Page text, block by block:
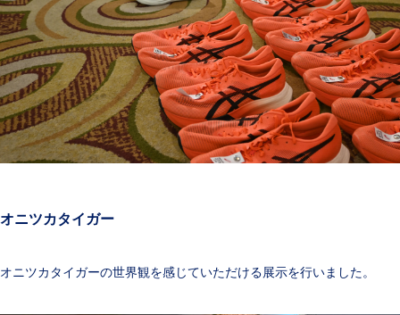
オニツカタイガー
オニツカタイガーの世界観を感じていただける展示を行いました。